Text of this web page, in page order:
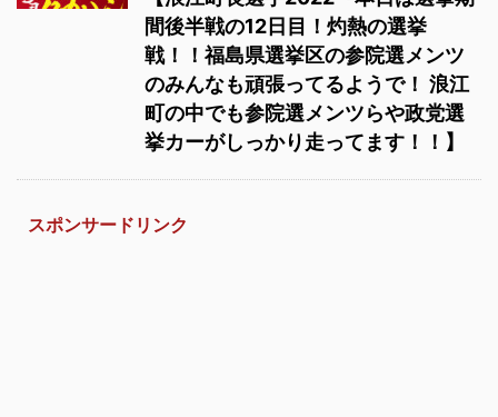
間後半戦の12日目！灼熱の選挙
戦！！福島県選挙区の参院選メンツ
のみんなも頑張ってるようで！ 浪江
町の中でも参院選メンツらや政党選
挙カーがしっかり走ってます！！】
スポンサードリンク